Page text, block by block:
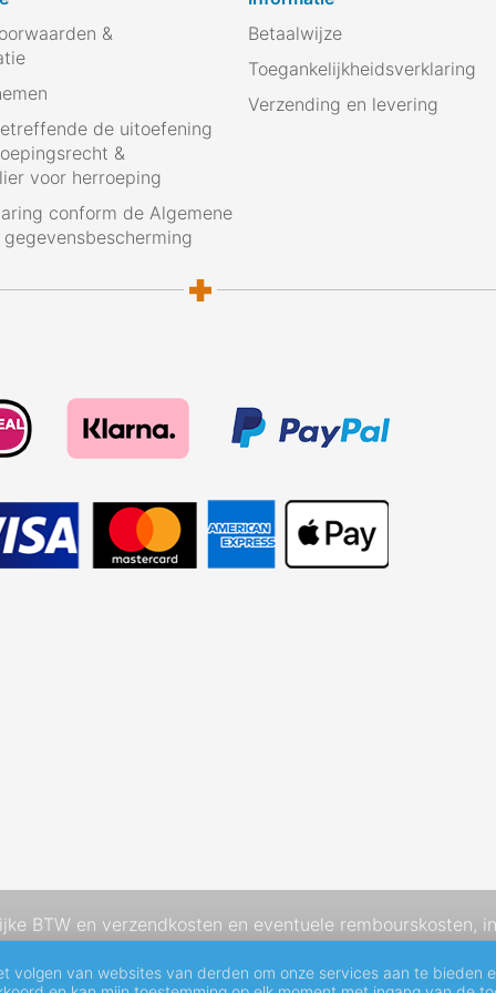
&
de uitoefening
&
voor herroeping
conform de Algemene
Betaalwijze
Toegankelijkheidsverklaring
Verzending en levering
BTW en verzendkosten en eventuele rembourskosten,
volgen van websites van derden om onze services aan te